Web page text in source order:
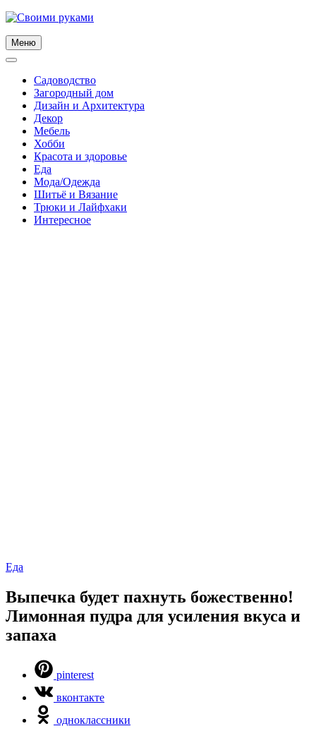
Skip
content
Меню
Садоводство
Загородный дом
Дизайн и Архитектура
Декор
Мебель
Хобби
Красота и здоровье
Еда
Мода/Одежда
Шитьё и Вязание
Трюки и Лайфхаки
Интересное
Еда
Выпечка будет пахнуть божественно!
Лимонная пудра для усиления вкуса и
запаха
pinterest
вконтакте
одноклассники